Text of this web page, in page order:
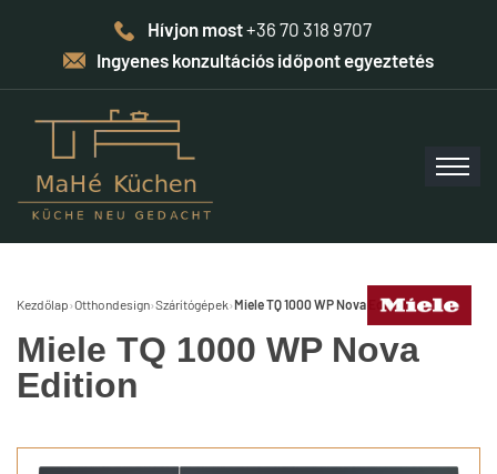
Hívjon most+36 70 318 9707
Ingyenes konzultációs időpont egyeztetés
Kezdőlap›Otthondesign›Szárítógépek›Miele TQ 1000 WP Nova Edition
Miele TQ 1000 WP Nova
Edition